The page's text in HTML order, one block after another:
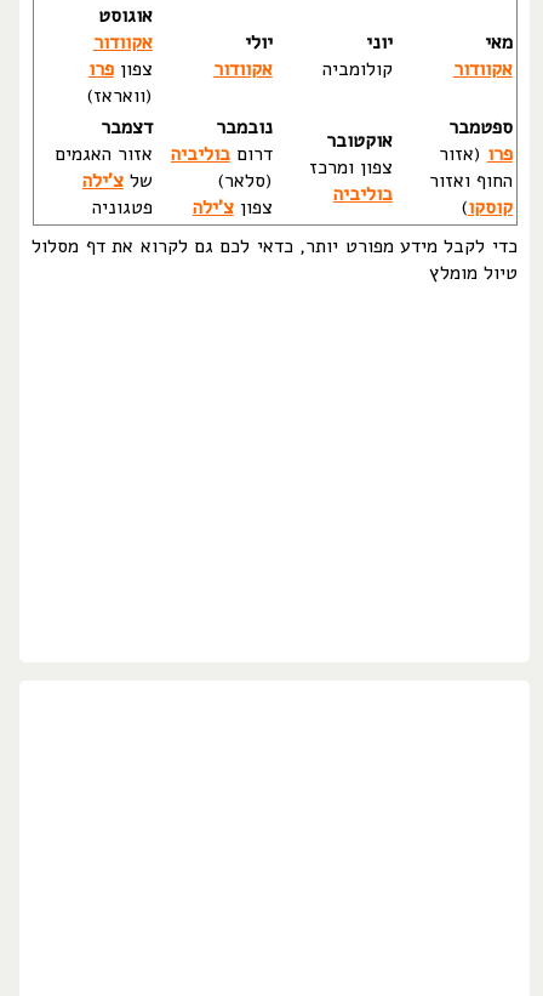
מאי
אקוודור
יוני
קולומביה
יולי
אקוודור
אוגוסט
אקוודור
צפוןפרו
(וואראז)
ספטמבר
פרו (אזור
החוף ואזור
קוסקו)
אוקטובר
צפון ומרכז
בוליביה
נובמבר
דרוםבוליביה
(סלאר)
צפוןצ'ילה
דצמבר
אזור האגמים
שלצ'ילה
פטגוניה
כדי לקבל מידע מפורט יותר, כדאי לכם גם לקרוא את דף מסלול
טיול מומלץ